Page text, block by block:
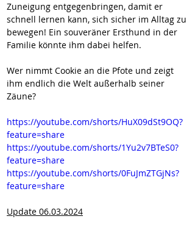
Zuneigung entgegenbringen, damit er
schnell lernen kann, sich sicher im Alltag zu
bewegen! Ein souveräner Ersthund in der
Familie könnte ihm dabei helfen.
Wer nimmt Cookie an die Pfote und zeigt
ihm endlich die Welt außerhalb seiner
Zäune?
https://youtube.com/shorts/HuX09dSt9OQ?
feature=share
https://youtube.com/shorts/1Yu2v7BTeS0?
feature=share
https://youtube.com/shorts/0FuJmZTGjNs?
feature=share
Update 06.03.2024